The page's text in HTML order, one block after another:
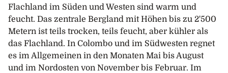
Flachland im Süden und Westen sind warm und
feucht. Das zentrale Bergland mit Höhen bis zu 2'500
Metern ist teils trocken, teils feucht, aber kühler als
das Flachland. In Colombo und im Südwesten regnet
es im Allgemeinen in den Monaten Mai bis August
und im Nordosten von November bis Februar. Im